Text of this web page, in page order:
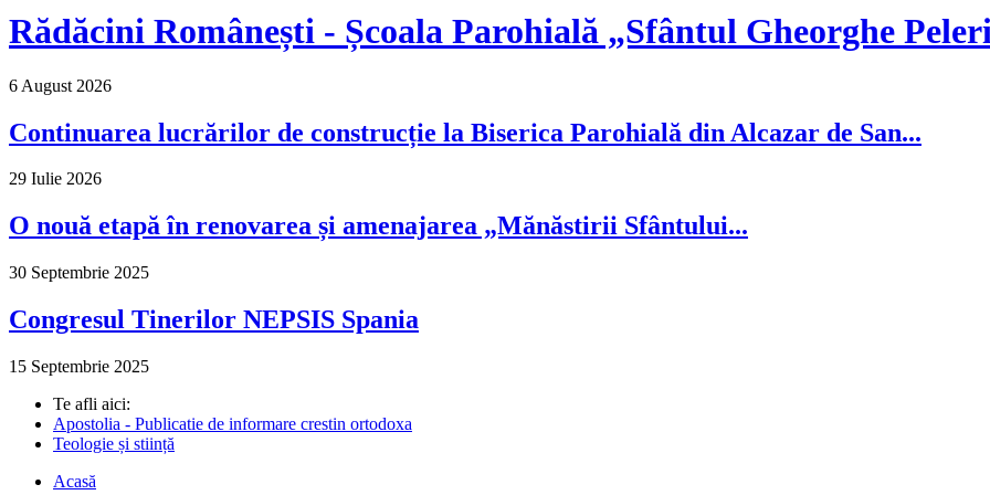
Rădăcini Românești - Școala Parohială „Sfântul Gheorghe
6 August 2026
Continuarea lucrărilor de construcție la Biserica Parohială din Alcazar de San...
29 Iulie 2026
O nouă etapă în renovarea și amenajarea „Mănăstirii Sfântului...
30 Septembrie 2025
Congresul Tinerilor NEPSIS Spania
15 Septembrie 2025
Te afli aici:
Apostolia - Publicatie de informare crestin ortodoxa
Teologie și stiință
Acasă